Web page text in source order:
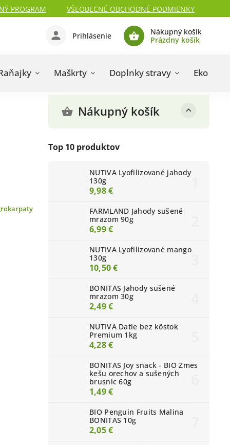
PROGRAM VŠEOBECNÉ OBCHODNÉ PODMIENKY
Nákupný košík
Prázdny košík
Prihlásenie
Maškrty Doplnky stravy Eko
Nákupný košík
Top 10 produktov
NUTIVA Lyofilizované jahody
130g
9,98 €
FARMLAND Jahody sušené
mrazom 90g
6,99 €
NUTIVA Lyofilizované mango
130g
10,50 €
BONITAS Jahody sušené
mrazom 30g
2,49 €
NUTIVA Datle bez kôstok
Premium 1kg
4,28 €
BONITAS Joy snack - BIO Zmes
kešu orechov a sušených
brusníc 60g
1,49 €
BIO Penguin Fruits Malina
BONITAS 10g
2,05 €